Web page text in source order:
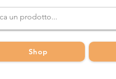
Shop